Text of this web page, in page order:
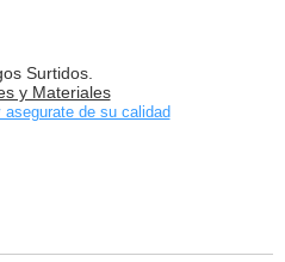
Surtidos.
y Materiales
de su calidad